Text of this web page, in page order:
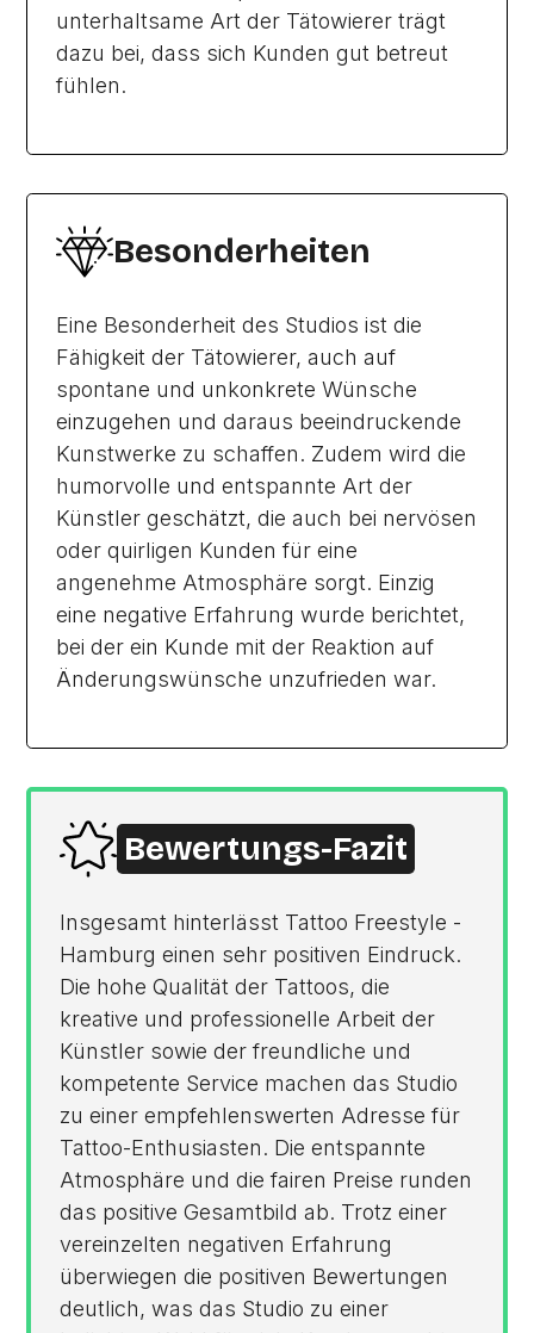
unterhaltsame Art der Tätowierer trägt
dazu bei, dass sich Kunden gut betreut
fühlen.
Besonderheiten
Eine Besonderheit des Studios ist die
Fähigkeit der Tätowierer, auch auf
spontane und unkonkrete Wünsche
einzugehen und daraus beeindruckende
Kunstwerke zu schaffen. Zudem wird die
humorvolle und entspannte Art der
Künstler geschätzt, die auch bei nervösen
oder quirligen Kunden für eine
angenehme Atmosphäre sorgt. Einzig
eine negative Erfahrung wurde berichtet,
bei der ein Kunde mit der Reaktion auf
Änderungswünsche unzufrieden war.
Bewertungs-Fazit
Insgesamt hinterlässt Tattoo Freestyle -
Hamburg einen sehr positiven Eindruck.
Die hohe Qualität der Tattoos, die
kreative und professionelle Arbeit der
Künstler sowie der freundliche und
kompetente Service machen das Studio
zu einer empfehlenswerten Adresse für
Tattoo-Enthusiasten. Die entspannte
Atmosphäre und die fairen Preise runden
das positive Gesamtbild ab. Trotz einer
vereinzelten negativen Erfahrung
überwiegen die positiven Bewertungen
deutlich, was das Studio zu einer